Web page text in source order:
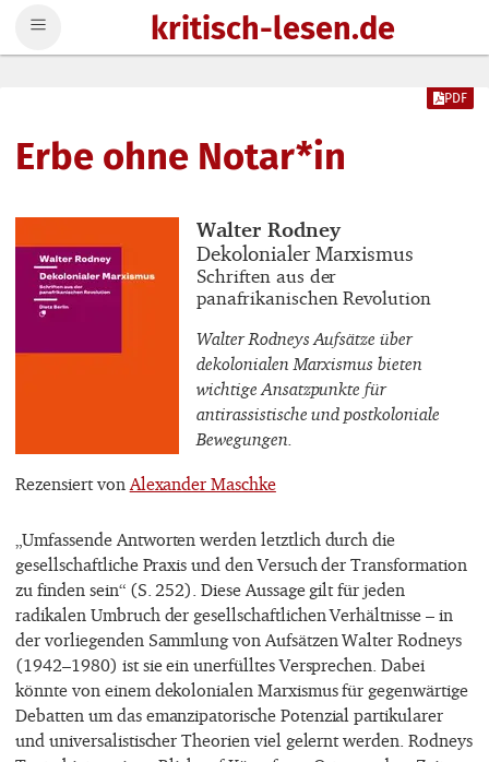
kritisch-lesen.de
Erbe ohne Notar*in
PDF
Buchautor_innen
Walter Rodney
Buchtitel
Dekolonialer Marxismus
Buchuntertitel
Schriften aus der
panafrikanischen Revolution
Walter Rodneys Aufsätze über
dekolonialen Marxismus bieten
wichtige Ansatzpunkte für
antirassistische und postkoloniale
Bewegungen.
Rezensiert von Alexander Maschke
„Umfassende Antworten werden letztlich durch die
gesellschaftliche Praxis und den Versuch der Transformation
zu finden sein“ (S. 252). Diese Aussage gilt für jeden
radikalen Umbruch der gesellschaftlichen Verhältnisse – in
der vorliegenden Sammlung von Aufsätzen Walter Rodneys
(1942–1980) ist sie ein unerfülltes Versprechen. Dabei
könnte von einem dekolonialen Marxismus für gegenwärtige
Debatten um das emanzipatorische Potenzial partikularer
und universalistischer Theorien viel gelernt werden. Rodneys